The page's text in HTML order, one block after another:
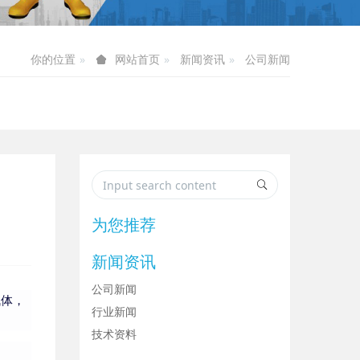
你的位置 网站首页 新闻资讯 公司新闻
，
为您推荐
新闻资讯
公司新闻
行业新闻
技术资料